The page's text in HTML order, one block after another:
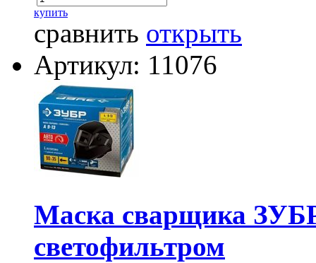
купить
сравнить открыть
Артикул: 11076
Маска сварщика
светофильтром